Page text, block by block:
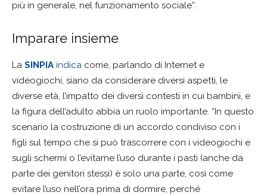
più in generale, nel funzionamento sociale”.
Imparare insieme
La SINPIA indica come, parlando di Internet e
videogiochi, siano da considerare diversi aspetti, le
diverse età, l’impatto dei diversi contesti in cui bambini, e
la figura dell’adulto abbia un ruolo importante. “In questo
scenario la costruzione di un accordo condiviso con i
figli sul tempo che si può trascorrere con i videogiochi e
sugli schermi o l’evitarne l’uso durante i pasti (anche da
parte dei genitori stessi) è solo una parte, così come
evitare l’uso nell’ora prima di dormire, perché